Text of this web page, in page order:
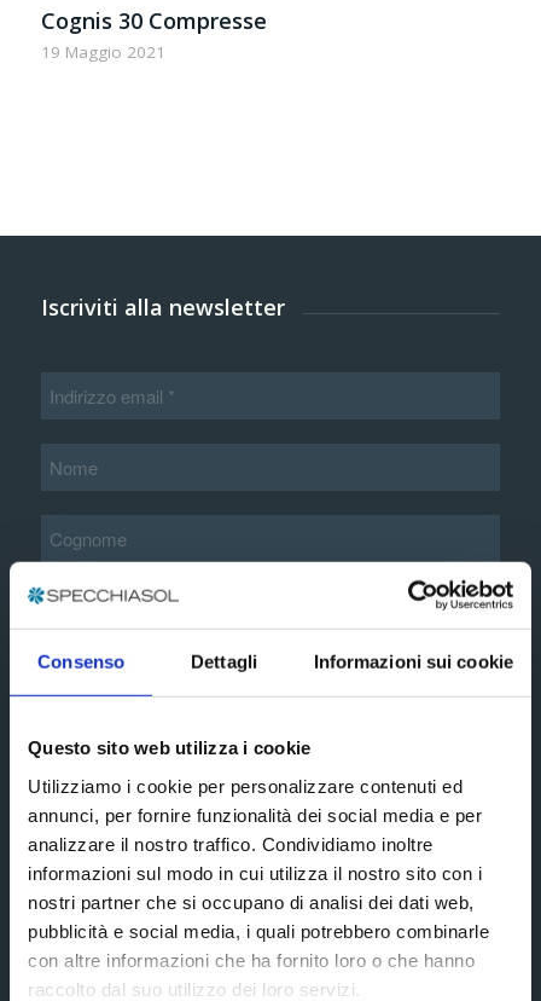
Consenso Dettagli Informazioni sui cookie
Questo sito web utilizza i cookie
Utilizziamo i cookie per personalizzare contenuti ed
annunci, per fornire funzionalità dei social media e per
analizzare il nostro traffico. Condividiamo inoltre
informazioni sul modo in cui utilizza il nostro sito con i
nostri partner che si occupano di analisi dei dati web,
pubblicità e social media, i quali potrebbero combinarle
con altre informazioni che ha fornito loro o che hanno
raccolto dal suo utilizzo dei loro servizi.
Cognis 30 Compresse
19 Maggio 2021
Iscriviti alla newsletter
Informazioni aggiuntive*
Accetto i termini e le condizioni esposte nella
Subscribe
Social media